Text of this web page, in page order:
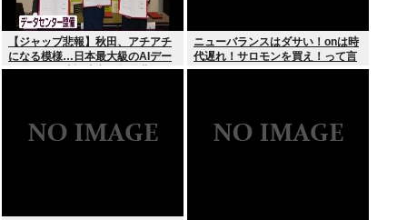
【ジャップ悲報】秋田、アチアチ
になる模様…日本最大級のAIデー
タセンター建設決定！整備費は2
ニューバランスはダサい！onは時
代遅れ！サロモンを買え！って言
われたから買ったんやが